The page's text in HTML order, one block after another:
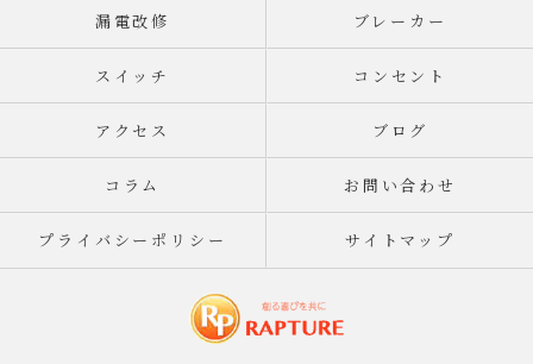
漏電改修 ブレーカー
スイッチ コンセント
アクセス ブログ
コラム お問い合わせ
プライバシーポリシー サイトマップ